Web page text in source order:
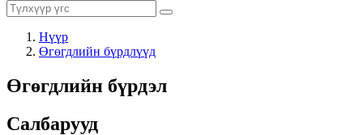
Нүүр
Өгөгдлийн бүрдлүүд
Өгөгдлийн бүрдэл
Салбарууд